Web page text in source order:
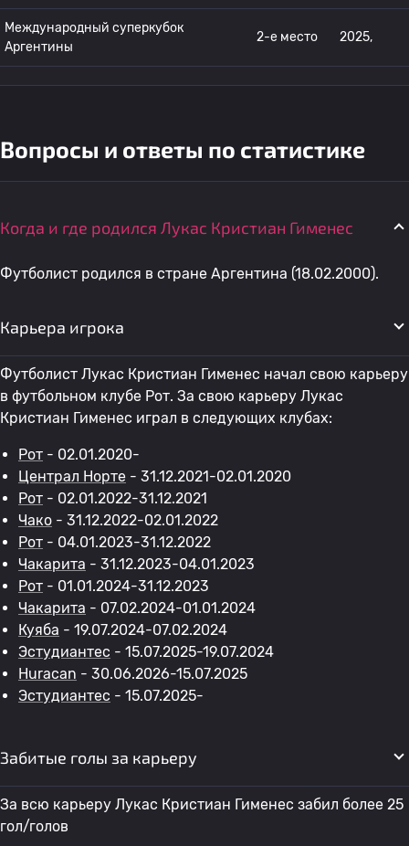
Международный суперкубок
Аргентины
2-е место 2025,
Вопросы и ответы по статистике
Когда и где родился Лукас Кристиан Гименес
Футболист родился в стране Аргентина (18.02.2000).
Карьера игрока
Футболист Лукас Кристиан Гименес начал свою карьеру
в футбольном клубе Рот. За свою карьеру Лукас
Кристиан Гименес играл в следующих клубах:
Рот - 02.01.2020-
Централ Норте - 31.12.2021-02.01.2020
Рот - 02.01.2022-31.12.2021
Чако - 31.12.2022-02.01.2022
Рот - 04.01.2023-31.12.2022
Чакарита - 31.12.2023-04.01.2023
Рот - 01.01.2024-31.12.2023
Чакарита - 07.02.2024-01.01.2024
Куяба - 19.07.2024-07.02.2024
Эстудиантес - 15.07.2025-19.07.2024
Huracan - 30.06.2026-15.07.2025
Эстудиантес - 15.07.2025-
Забитые голы за карьеру
За всю карьеру Лукас Кристиан Гименес забил более 25
гол/голов